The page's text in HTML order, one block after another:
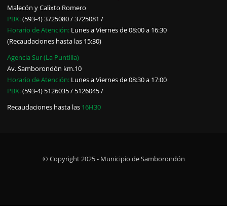
Malecón y Calixto Romero
PBX:(593-4) 3725080 / 3725081 /
Horario de Atención: Lunes a Viernes de 08:00 a 16:30
(Recaudaciones hasta las 15:30)
Agencia Sur (La Puntilla)
Av. Samborondón km.10
Horario de Atención: Lunes a Viernes de 08:30 a 17:00
PBX:(593-4) 5126035 / 5126045 /
Recaudaciones hasta las 16H30
© Copyright 2025 - Municipio de Samborondón